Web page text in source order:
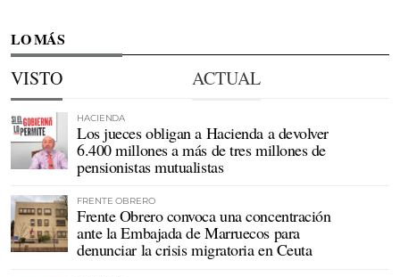
LO MÁS
VISTO ACTUAL
HACIENDA
Los jueces obligan a Hacienda a devolver
6.400 millones a más de tres millones de
pensionistas mutualistas
FRENTE OBRERO
Frente Obrero convoca una concentración
ante la Embajada de Marruecos para
denunciar la crisis migratoria en Ceuta